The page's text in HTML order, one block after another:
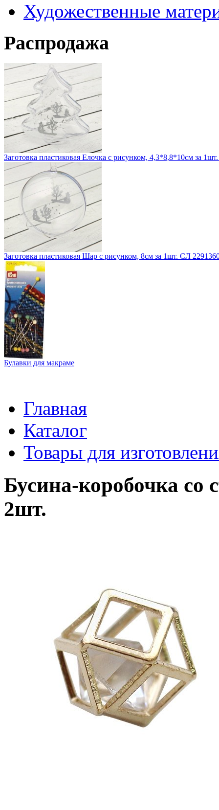
Художественные
Распродажа
Заготовка пластиковая Елочка с рисунком, 4,3*8,8*10см за
Заготовка пластиковая Шар с рисунком, 8см за 1шт. СЛ
Булавки для макраме
Главная
Каталог
Товары для
Бусина-коробочка со
2шт.